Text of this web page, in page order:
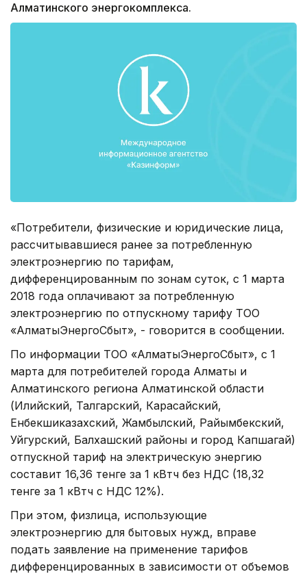
Алматинского энергокомплекса.
«Потребители, физические и юридические лица,
рассчитывавшиеся ранее за потребленную
электроэнергию по тарифам,
дифференцированным по зонам суток, с 1 марта
2018 года оплачивают за потребленную
электроэнергию по отпускному тарифу ТОО
«АлматыЭнергоСбыт», - говорится в сообщении.
По информации ТОО «АлматыЭнергоСбыт», с 1
марта для потребителей города Алматы и
Алматинского региона Алматинской области
(Илийский, Талгарский, Карасайский,
Енбекшиказахский, Жамбылский, Райымбекский,
Уйгурский, Балхашский районы и город Капшагай)
отпускной тариф на электрическую энергию
составит 16,36 тенге за 1 кВтч без НДС (18,32
тенге за 1 кВтч с НДС 12%).
При этом, физлица, использующие
электроэнергию для бытовых нужд, вправе
подать заявление на применение тарифов
дифференцированных в зависимости от объемов